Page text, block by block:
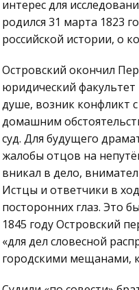
интерес для
родился 31 марта 1823
российской истории, о
Островский окончил
юридический
душе, возник конфликт
домашним
суд. Для будущего
жалобы отцов на
вникал в дело,
Истцы и ответчики в
посторонних глаз. Это
1845 году Островский
«для дел словесной
городскими мещанами,